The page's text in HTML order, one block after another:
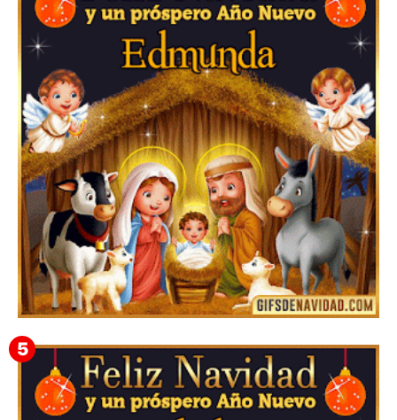
Te deseo una Feliz Navidad Barsimea